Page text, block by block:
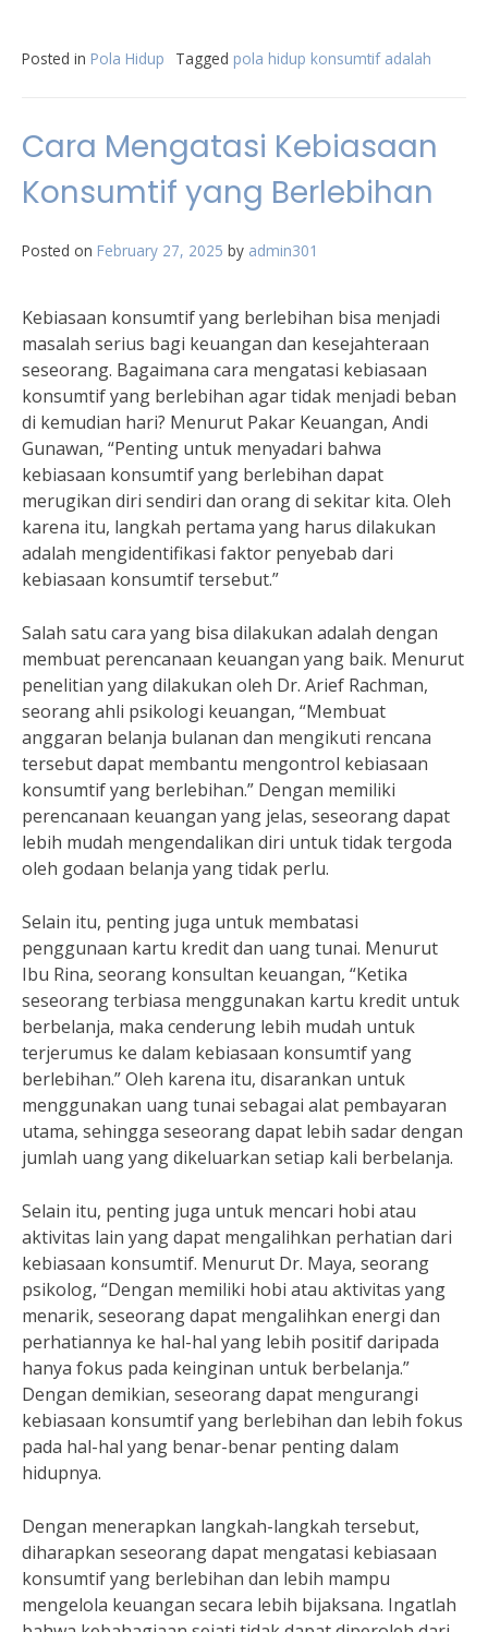
Posted in Pola Hidup Tagged pola hidup konsumtif adalah
Cara Mengatasi Kebiasaan
Konsumtif yang Berlebihan
Posted on February 27, 2025 by admin301
Kebiasaan konsumtif yang berlebihan bisa menjadi
masalah serius bagi keuangan dan kesejahteraan
seseorang. Bagaimana cara mengatasi kebiasaan
konsumtif yang berlebihan agar tidak menjadi beban
di kemudian hari? Menurut Pakar Keuangan, Andi
Gunawan, “Penting untuk menyadari bahwa
kebiasaan konsumtif yang berlebihan dapat
merugikan diri sendiri dan orang di sekitar kita. Oleh
karena itu, langkah pertama yang harus dilakukan
adalah mengidentifikasi faktor penyebab dari
kebiasaan konsumtif tersebut.”
Salah satu cara yang bisa dilakukan adalah dengan
membuat perencanaan keuangan yang baik. Menurut
penelitian yang dilakukan oleh Dr. Arief Rachman,
seorang ahli psikologi keuangan, “Membuat
anggaran belanja bulanan dan mengikuti rencana
tersebut dapat membantu mengontrol kebiasaan
konsumtif yang berlebihan.” Dengan memiliki
perencanaan keuangan yang jelas, seseorang dapat
lebih mudah mengendalikan diri untuk tidak tergoda
oleh godaan belanja yang tidak perlu.
Selain itu, penting juga untuk membatasi
penggunaan kartu kredit dan uang tunai. Menurut
Ibu Rina, seorang konsultan keuangan, “Ketika
seseorang terbiasa menggunakan kartu kredit untuk
berbelanja, maka cenderung lebih mudah untuk
terjerumus ke dalam kebiasaan konsumtif yang
berlebihan.” Oleh karena itu, disarankan untuk
menggunakan uang tunai sebagai alat pembayaran
utama, sehingga seseorang dapat lebih sadar dengan
jumlah uang yang dikeluarkan setiap kali berbelanja.
Selain itu, penting juga untuk mencari hobi atau
aktivitas lain yang dapat mengalihkan perhatian dari
kebiasaan konsumtif. Menurut Dr. Maya, seorang
psikolog, “Dengan memiliki hobi atau aktivitas yang
menarik, seseorang dapat mengalihkan energi dan
perhatiannya ke hal-hal yang lebih positif daripada
hanya fokus pada keinginan untuk berbelanja.”
Dengan demikian, seseorang dapat mengurangi
kebiasaan konsumtif yang berlebihan dan lebih fokus
pada hal-hal yang benar-benar penting dalam
hidupnya.
Dengan menerapkan langkah-langkah tersebut,
diharapkan seseorang dapat mengatasi kebiasaan
konsumtif yang berlebihan dan lebih mampu
mengelola keuangan secara lebih bijaksana. Ingatlah